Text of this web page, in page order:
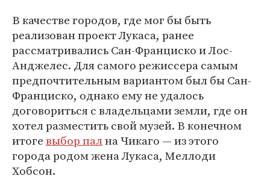
В качестве городов, где мог бы быть
реализован проект Лукаса, ранее
рассматривались Сан-Франциско и Лос-
Анджелес. Для самого режиссера самым
предпочтительным вариантом был бы Сан-
Франциско, однако ему не удалось
договориться с владельцами земли, где он
хотел разместить свой музей. В конечном
итогевыбор пална Чикаго — из этого
города родом жена Лукаса, Меллоди
Хобсон.